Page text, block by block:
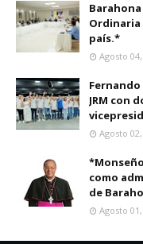
Ordinaria
país.*
Agosto
JRM con
Agosto
como
de
Agosto